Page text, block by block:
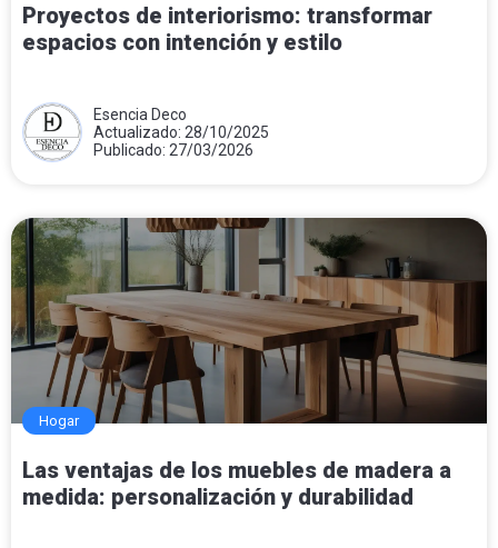
Proyectos de interiorismo: transformar
espacios con intención y estilo
Esencia Deco
Actualizado: 28/10/2025
Publicado: 27/03/2026
Hogar
Las ventajas de los muebles de madera a
medida: personalización y durabilidad